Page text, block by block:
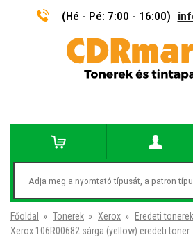
(Hé - Pé: 7:00 - 16:00)
Főoldal » Tonerek » Xerox » Eredeti tonerek
Xerox 106R00682 sárga (yellow) eredeti toner